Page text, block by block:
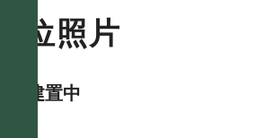
數位照片
資料建置中